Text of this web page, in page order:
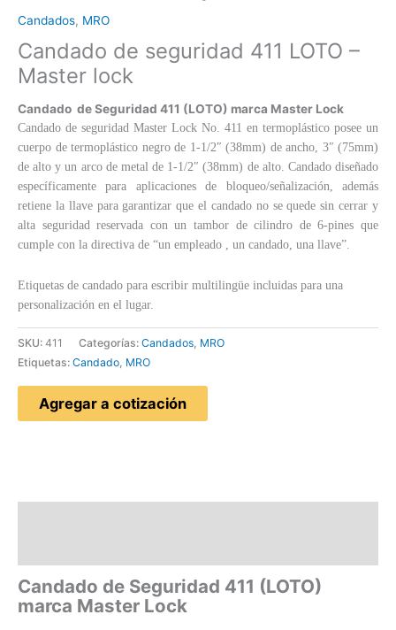
Candados, MRO
Candado de seguridad 411 LOTO –
Master lock
Candado de Seguridad 411 (LOTO) marca Master Lock
Candado de seguridad Master Lock No. 411 en termoplástico posee un
cuerpo de termoplástico negro de 1-1/2″ (38mm) de ancho, 3″ (75mm)
de alto y un arco de metal de 1-1/2″ (38mm) de alto. Candado diseñado
específicamente para aplicaciones de bloqueo/señalización, además
retiene la llave para garantizar que el candado no se quede sin cerrar y
alta seguridad reservada con un tambor de cilindro de 6-pines que
cumple con la directiva de “un empleado , un candado, una llave”.
Etiquetas de candado para escribir multilingüe incluidas para una
personalización en el lugar.
SKU: 411 Categorías: Candados MRO
Etiquetas: Candado MRO
Agregar a cotización
Candado de Seguridad 411 (LOTO)
marca Master Lock